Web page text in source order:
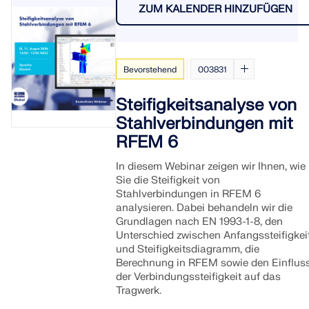
CFD-Software für digitale Windkanäle
Weitere Infos
Dlubal API
Ihr Tor zur parametrischen Modellierung und
API entdecken
SUPPORT ERHALTEN
KOSTENLOSE LIZENZ ERHALTEN
Herausforderungen zur Seite.
MIT DEM SUPPORT IN VERBINDUNG TRETEN
Niveau.
OFFENE STELLEN ENTDECKEN
ZUM KALENDER HINZUFÜGEN
Bevorstehend 003831
Steifigkeitsanalyse von
Stahlverbindungen mit
RFEM 6
In diesem Webinar zeigen wir Ihnen, wie
Sie die Steifigkeit von
Stahlverbindungen in RFEM 6
analysieren. Dabei behandeln wir die
Grundlagen nach EN 1993-1-8, den
Unterschied zwischen
und Steifigkeitsdiagramm, die
Berechnung in RFEM sowie den
der Verbindungssteifigkeit auf das
Tragwerk.